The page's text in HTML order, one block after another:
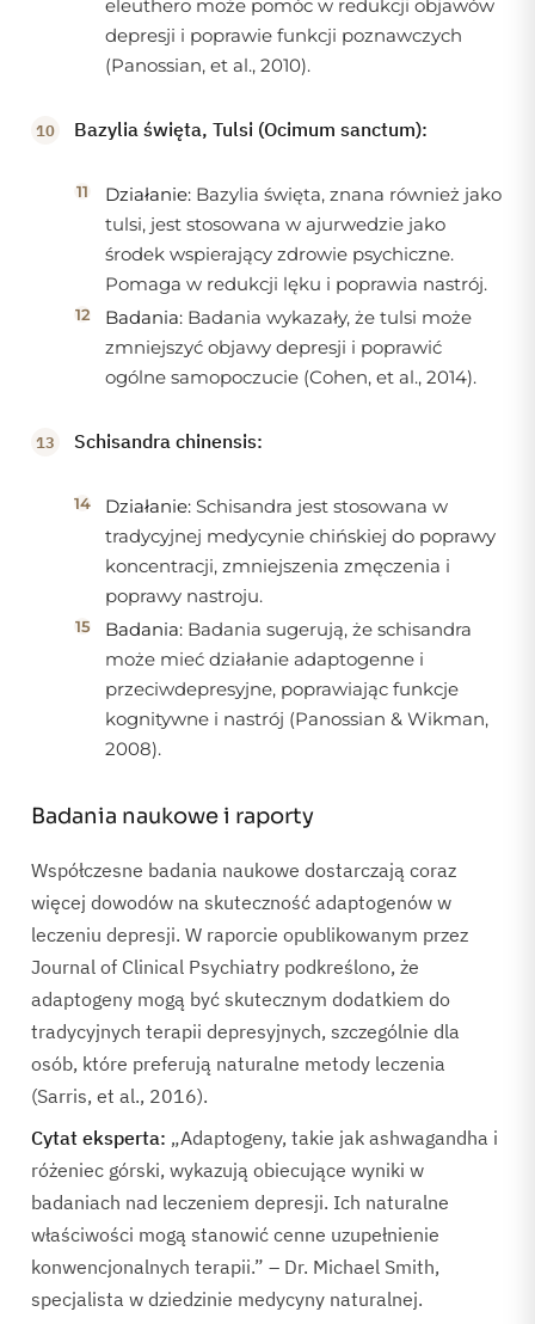
eleuthero może pomóc w redukcji objawów
depresji i poprawie funkcji poznawczych
(Panossian, et al., 2010).
Bazylia święta, Tulsi (Ocimum sanctum):
Działanie: Bazylia święta, znana również jako
tulsi, jest stosowana w ajurwedzie jako
środek wspierający zdrowie psychiczne.
Pomaga w redukcji lęku i poprawia nastrój.
Badania: Badania wykazały, że tulsi może
zmniejszyć objawy depresji i poprawić
ogólne samopoczucie (Cohen, et al., 2014).
Schisandra chinensis:
Działanie: Schisandra jest stosowana w
tradycyjnej medycynie chińskiej do poprawy
koncentracji, zmniejszenia zmęczenia i
poprawy nastroju.
Badania: Badania sugerują, że schisandra
może mieć działanie adaptogenne i
przeciwdepresyjne, poprawiając funkcje
kognitywne i nastrój (Panossian & Wikman,
2008).
Badania naukowe i raporty
Współczesne badania naukowe dostarczają coraz
więcej dowodów na skuteczność adaptogenów w
leczeniu depresji. W raporcie opublikowanym przez
Journal of Clinical Psychiatry podkreślono, że
adaptogeny mogą być skutecznym dodatkiem do
tradycyjnych terapii depresyjnych, szczególnie dla
osób, które preferują naturalne metody leczenia
(Sarris, et al., 2016).
Cytat eksperta: „Adaptogeny, takie jak ashwagandha i
różeniec górski, wykazują obiecujące wyniki w
badaniach nad leczeniem depresji. Ich naturalne
właściwości mogą stanowić cenne uzupełnienie
konwencjonalnych terapii.” – Dr. Michael Smith,
specjalista w dziedzinie medycyny naturalnej.